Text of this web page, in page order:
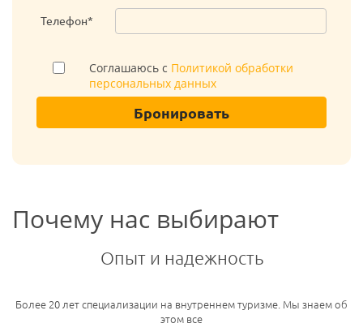
Телефон*
Соглашаюсь с Политикой обработки
персональных данных
Бронировать
Почему нас выбирают
Опыт и надежность
Более 20 лет специализации на внутреннем туризме. Мы знаем об
этом все